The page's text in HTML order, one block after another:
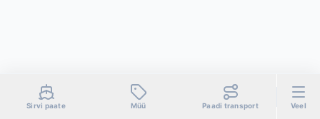
Sirvi paate Müü Paadi transport Veel